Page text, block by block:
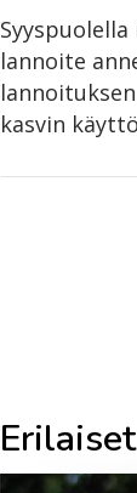
lannoite
kasvin